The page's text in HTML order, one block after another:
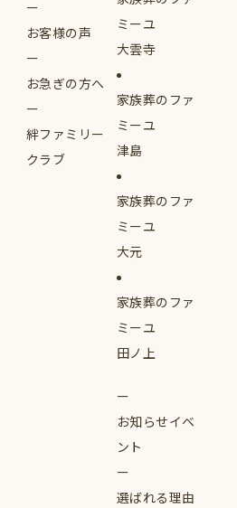
お客様の声
お急ぎの方へ
絆ファミリー
クラブ
ミーユ
大雲寺
家族葬のファ
ミーユ
津島
家族葬のファ
ミーユ
大元
家族葬のファ
ミーユ
田ノ上
お知らせイベ
ント
選ばれる理由